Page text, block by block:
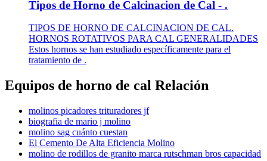
Tipos de Horno de Calcinacion de Cal - .
TIPOS DE HORNO DE CALCINACION DE CAL.
HORNOS ROTATIVOS PARA CAL GENERALIDADES
Estos hornos se han estudiado específicamente para el
tratamiento de .
Equipos de horno de cal Relación
molinos picadores trituradores jf
biografia de mario j molino
molino sag cuánto cuestan
El Cemento De Alta Eficiencia Molino
molino de rodillos de granito marca rutschman bros capacidad